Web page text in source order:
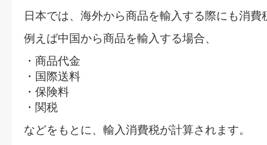
日本では、海外から商品を輸入する際にも消費
例えば中国から商品を輸入する場合、
・商品代金
・国際送料
・保険料
・関税
などをもとに、輸入消費税が計算されます。